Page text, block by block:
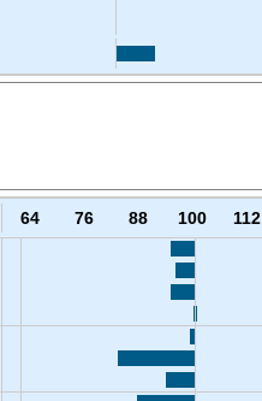
64 76 88 100 112